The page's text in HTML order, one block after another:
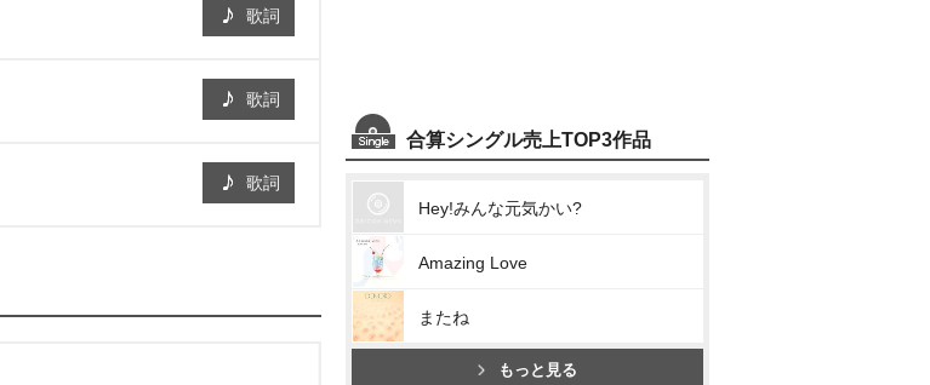
歌詞
歌詞
歌詞
合算シングル売上TOP3作品
Hey!みんな元気かい?
Amazing Love
またね
もっと見る